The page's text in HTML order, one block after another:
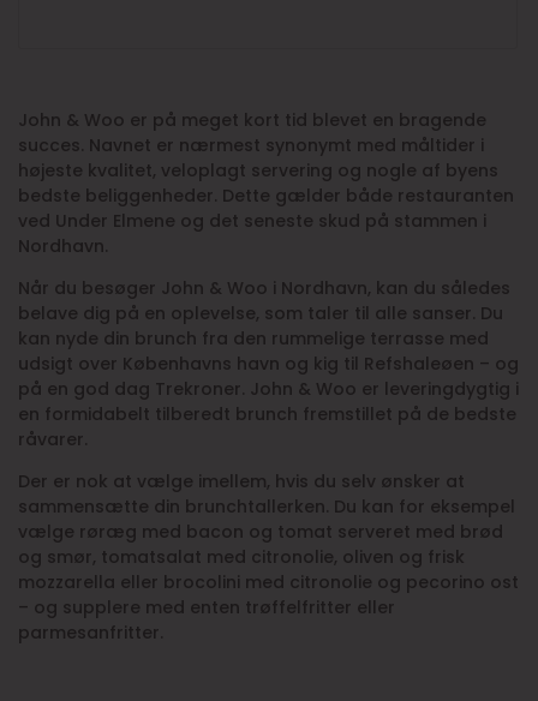
John & Woo er på meget kort tid blevet en bragende
succes. Navnet er nærmest synonymt med måltider i
højeste kvalitet, veloplagt servering og nogle af byens
bedste beliggenheder. Dette gælder både restauranten
ved Under Elmene og det seneste skud på stammen i
Nordhavn.
Når du besøger John & Woo i Nordhavn, kan du således
belave dig på en oplevelse, som taler til alle sanser. Du
kan nyde din brunch fra den rummelige terrasse med
udsigt over Københavns havn og kig til Refshaleøen – og
på en god dag Trekroner. John & Woo er leveringdygtig i
en formidabelt tilberedt brunch fremstillet på de bedste
råvarer.
Der er nok at vælge imellem, hvis du selv ønsker at
sammensætte din brunchtallerken. Du kan for eksempel
vælge røræg med bacon og tomat serveret med brød
og smør, tomatsalat med citronolie, oliven og frisk
mozzarella eller brocolini med citronolie og pecorino ost
– og supplere med enten trøffelfritter eller
parmesanfritter.